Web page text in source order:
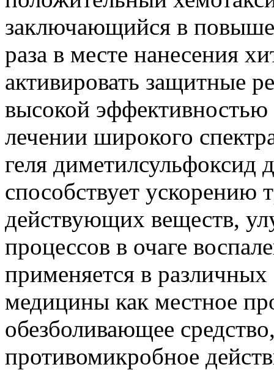
заключающийся в
раза в месте нанесения
активировать защитные
высокой
лечении широкого
геля диметилсульфоксид
способствует ускорению
действующих веществ,
процессов в очаге
применяется в
медицины как местное
обезболивающее
противомикробное